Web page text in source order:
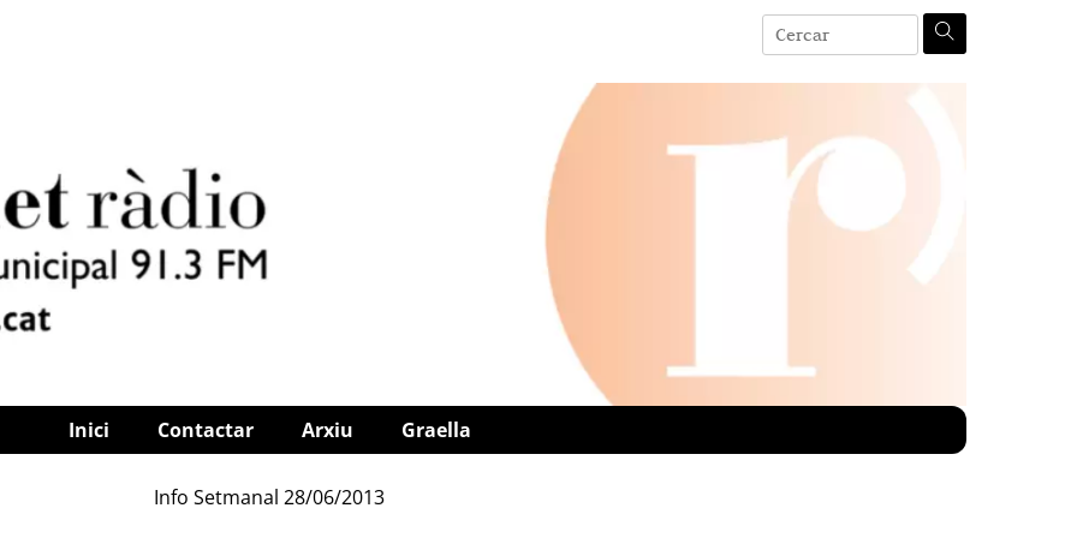
Inici Contactar Arxiu Graella
Info Setmanal 28/06/2013